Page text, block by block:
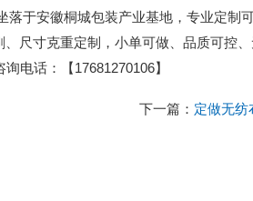
于安徽桐城包装产业基地，专业定制
尺寸克重定制，小单可做、品质可控
电话：【17681270106】
下一篇： 定做无纺